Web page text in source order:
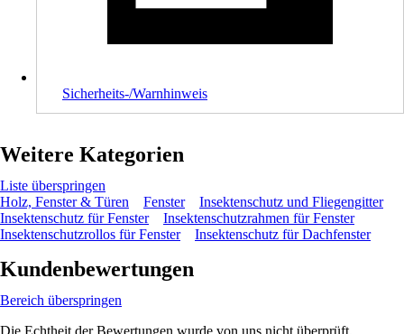
Sicherheits-/Warnhinweis
Weitere Kategorien
Liste überspringen
Holz, Fenster & Türen
Fenster
Insektenschutz und Fliegengitter
Insektenschutz für Fenster
Insektenschutzrahmen für Fenster
Insektenschutzrollos für Fenster
Insektenschutz für Dachfenster
Kundenbewertungen
Bereich überspringen
Die Echtheit der Bewertungen wurde von uns nicht überprüft.